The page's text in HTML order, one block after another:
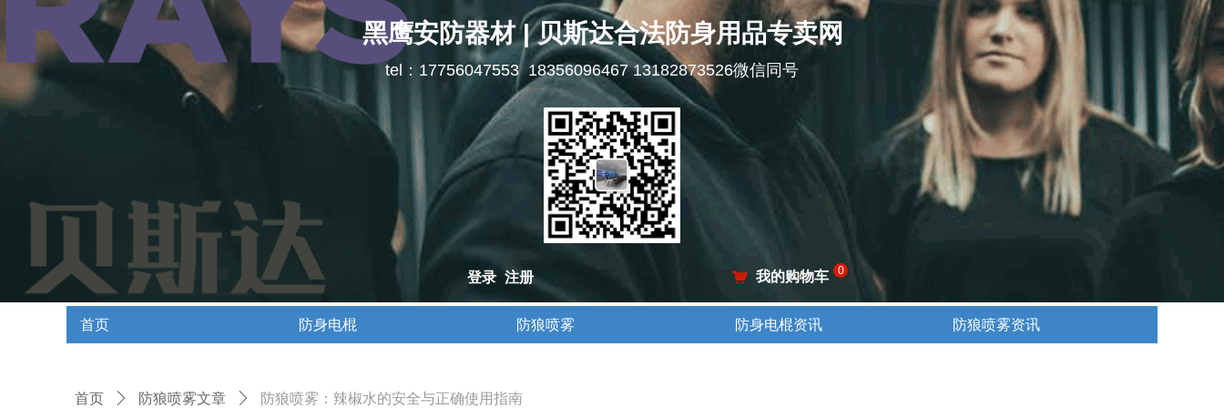
首页 防身电棍 防狼喷雾 防身电棍资讯 防狼喷雾资讯
黑鹰安防器材 | 贝斯达合法防身用品专卖网
낙 我的购物车 0
登录 注册
tel：17756047553 18356096467 13182873526微信同号
首页 ꄲ 防狼喷雾文章 ꄲ 防狼喷雾：辣椒水的安全与正确使用指南